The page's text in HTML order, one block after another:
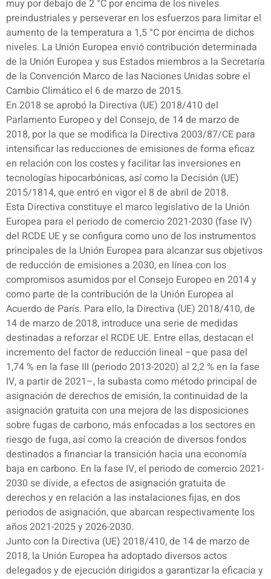
muy por debajo de 2 °C por encima de los niveles
preindustriales y perseverar en los esfuerzos para limitar el
aumento de la temperatura a 1,5 °C por encima de dichos
niveles. La Unión Europea envió contribución determinada
de la Unión Europea y sus Estados miembros a la Secretaría
de la Convención Marco de las Naciones Unidas sobre el
Cambio Climático el 6 de marzo de 2015.
En 2018 se aprobó la Directiva (UE) 2018/410 del
Parlamento Europeo y del Consejo, de 14 de marzo de
2018, por la que se modifica la Directiva 2003/87/CE para
intensificar las reducciones de emisiones de forma eficaz
en relación con los costes y facilitar las inversiones en
tecnologías hipocarbónicas, así como la Decisión (UE)
2015/1814, que entró en vigor el 8 de abril de 2018.
Esta Directiva constituye el marco legislativo de la Unión
Europea para el periodo de comercio 2021-2030 (fase IV)
del RCDE UE y se configura como uno de los instrumentos
principales de la Unión Europea para alcanzar sus objetivos
de reducción de emisiones a 2030, en línea con los
compromisos asumidos por el Consejo Europeo en 2014 y
como parte de la contribución de la Unión Europea al
Acuerdo de París. Para ello, la Directiva (UE) 2018/410, de
14 de marzo de 2018, introduce una serie de medidas
destinadas a reforzar el RCDE UE. Entre ellas, destacan el
incremento del factor de reducción lineal –que pasa del
1,74 % en la fase III (periodo 2013-2020) al 2,2 % en la fase
IV, a partir de 2021–, la subasta como método principal de
asignación de derechos de emisión, la continuidad de la
asignación gratuita con una mejora de las disposiciones
sobre fugas de carbono, más enfocadas a los sectores en
riesgo de fuga, así como la creación de diversos fondos
destinados a financiar la transición hacia una economía
baja en carbono. En la fase IV, el periodo de comercio 2021-
2030 se divide, a efectos de asignación gratuita de
derechos y en relación a las instalaciones fijas, en dos
periodos de asignación, que abarcan respectivamente los
años 2021-2025 y 2026-2030.
Junto con la Directiva (UE) 2018/410, de 14 de marzo de
2018, la Unión Europea ha adoptado diversos actos
delegados y de ejecución dirigidos a garantizar la eficacia y